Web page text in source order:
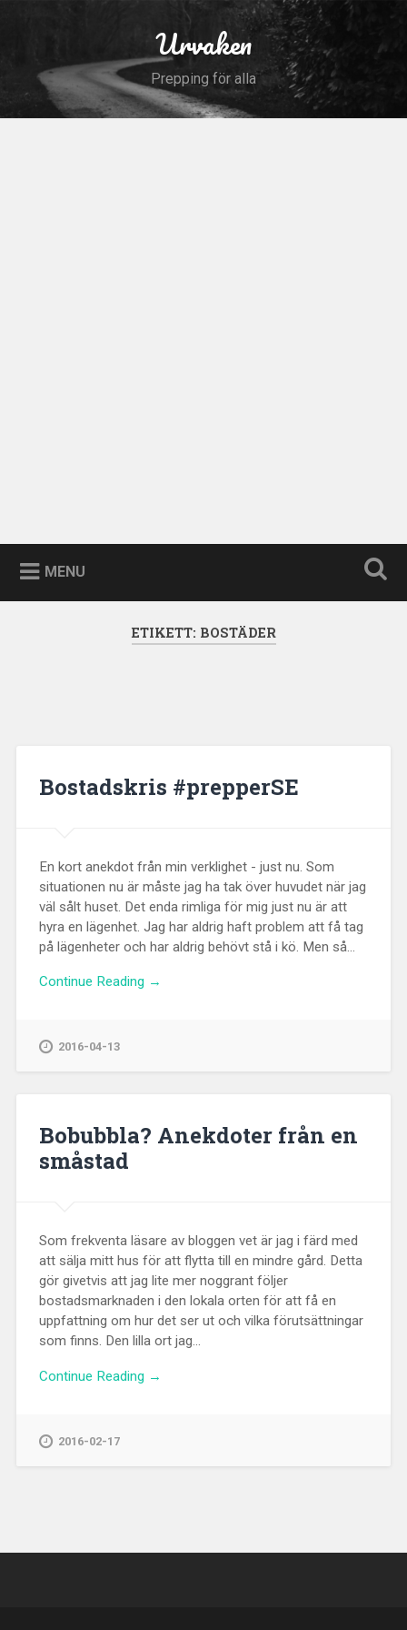
Urvaken
Prepping för alla
MENU
ETIKETT: BOSTÄDER
Bostadskris #prepperSE
En kort anekdot från min verklighet - just nu. Som
situationen nu är måste jag ha tak över huvudet när jag
väl sålt huset. Det enda rimliga för mig just nu är att
hyra en lägenhet. Jag har aldrig haft problem att få tag
på lägenheter och har aldrig behövt stå i kö. Men så...
Continue Reading →
2016-04-13
Bobubbla? Anekdoter från en
småstad
Som frekventa läsare av bloggen vet är jag i färd med
att sälja mitt hus för att flytta till en mindre gård. Detta
gör givetvis att jag lite mer noggrant följer
bostadsmarknaden i den lokala orten för att få en
uppfattning om hur det ser ut och vilka förutsättningar
som finns. Den lilla ort jag...
Continue Reading →
2016-02-17